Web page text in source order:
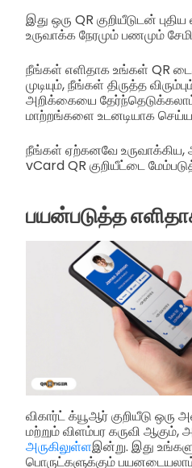
இது ஒரு QR குறியீடுடன்
உருவாக்க நேரமும் பணமும்
நீங்கள் எளிதாக உங்கள் QR
முடியும், நீங்கள் திருத்த
அறிக்கையை
மாற்றங்களை உடனடியாக
நீங்கள் ஏற்கனவே உருவாக்கிய,
vCard QR குறியீட்டை
பயன்படுத்த
விகார்ட் க்யூஆர் குறியீடு
மற்றும் விளம்பர கருவி ஆகும்,
அருகிலுள்ளஇன்று. இது
பொருட்களுக்கும்